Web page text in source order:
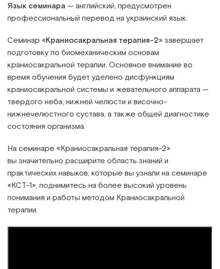
Язык семинара — английский, предусмотрен
профессиональный перевод на украинский язык.
Семинар «Краниосакральная терапия-2» завершает
подготовку по биомеханическим основам
краниосакральной терапии. Основное внимание во
время обучения будет уделено дисфункциям
краниосакральной системы и жевательного аппарата —
твердого неба, нижней челюсти и височно-
нижнечелюстного сустава, а также общей диагностике
состояния организма.
На семинаре «Краниосакральная терапия-2»
вы значительно расширите область знаний и
практических навыков, которые вы узнали на семинаре
«КСТ-1», поднимитесь на более высокий уровень
понимания и работы методом Краниосакральной
терапии.